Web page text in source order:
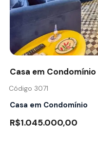
Casa em
Código 3071
Casa em Condomínio
R$1.045.000,00